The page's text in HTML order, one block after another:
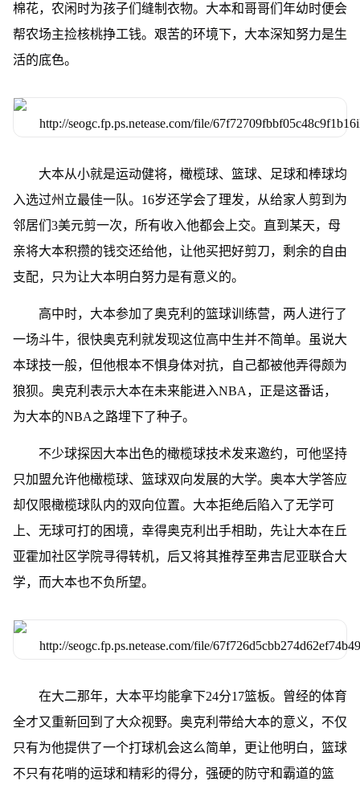
棉花，农闲时为孩子们缝制衣物。大本和哥哥们年幼时便会
帮农场主捡核桃挣工钱。艰苦的环境下，大本深知努力是生
活的底色。
大本从小就是运动健将，橄榄球、篮球、足球和棒球均
入选过州立最佳一队。16岁还学会了理发，从给家人剪到为
邻居们3美元剪一次，所有收入他都会上交。直到某天，母
亲将大本积攒的钱交还给他，让他买把好剪刀，剩余的自由
支配，只为让大本明白努力是有意义的。
高中时，大本参加了奥克利的篮球训练营，两人进行了
一场斗牛，很快奥克利就发现这位高中生并不简单。虽说大
本球技一般，但他根本不惧身体对抗，自己都被他弄得颇为
狼狈。奥克利表示大本在未来能进入NBA，正是这番话，
为大本的NBA之路埋下了种子。
不少球探因大本出色的橄榄球技术发来邀约，可他坚持
只加盟允许他橄榄球、篮球双向发展的大学。奥本大学答应
却仅限橄榄球队内的双向位置。大本拒绝后陷入了无学可
上、无球可打的困境，幸得奥克利出手相助，先让大本在丘
亚霍加社区学院寻得转机，后又将其推荐至弗吉尼亚联合大
学，而大本也不负所望。
在大二那年，大本平均能拿下24分17篮板。曾经的体育
全才又重新回到了大众视野。奥克利带给大本的意义，不仅
只有为他提供了一个打球机会这么简单，更让他明白，篮球
不只有花哨的运球和精彩的得分，强硬的防守和霸道的篮